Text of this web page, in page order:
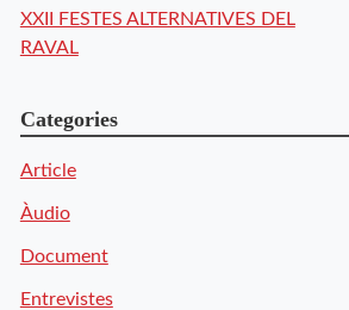
XXII FESTES ALTERNATIVES DEL
RAVAL
Categories
Article
Àudio
Document
Entrevistes